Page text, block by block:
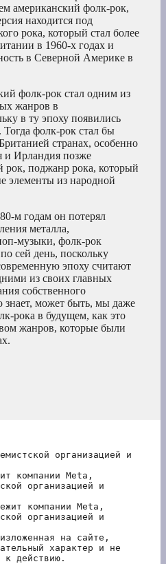
американский фолк-рок,
находится под
рока, который стал более
в 1960-х годах и
в Северной Америке в
фолк-рок стал одним из
жанров в
в ту эпоху появились
фолк-рок стал бы
странах, особенно
Ирландия позже
рок, поджанр рока, который
элементы из народной
м годам он потерял
металла,
музыки, фолк-рок
сей день, поскольку
эпоху считают
из своих главных
собственного
знает, может быть, мы даже
рока в будущем, как это
жанров, которые были
организацией и
компании Meta,
организацией и
компании Meta,
организацией и
на сайте,
характер и не
к действию.